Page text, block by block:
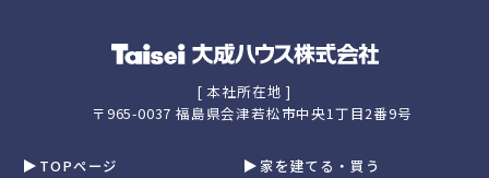
[ 本社所在地 ]
〒965-0037 福島県会津若松市中央1丁目2番9号
TOPページ
家を建てる・買う